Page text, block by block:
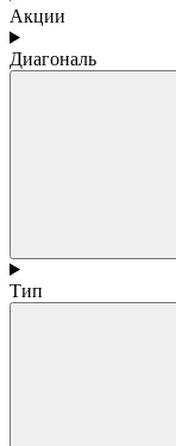
Акции
Диагональ
Тип